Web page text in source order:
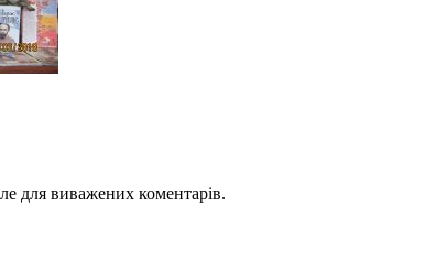
для виважених коментарів.